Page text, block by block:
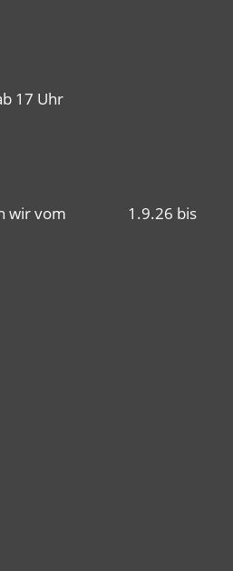
17 Uhr
wir vom 1.9.26 bis